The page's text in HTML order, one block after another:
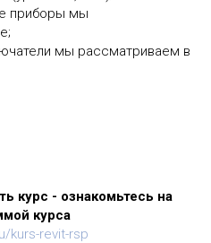
приборы мы
мы рассматриваем в
курс - ознакомьтесь на
курса
kurs-revit-rsp